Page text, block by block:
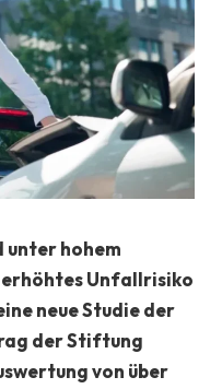
unter hohem
Unfallrisiko
neue Studie der
der Stiftung
von über